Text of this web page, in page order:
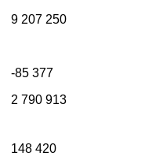
9 207 250
-85 377
2 790 913
148 420